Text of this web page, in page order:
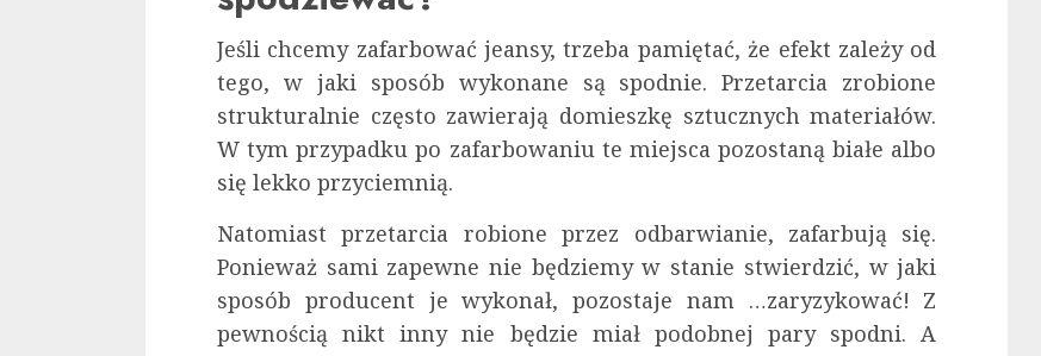
Jeśli chcemy zafarbować jeansy, trzeba pamiętać, że efekt zależy od
tego, w jaki sposób wykonane są spodnie. Przetarcia zrobione
strukturalnie często zawierają domieszkę sztucznych materiałów.
W tym przypadku po zafarbowaniu te miejsca pozostaną białe albo
się lekko przyciemnią.
Natomiast przetarcia robione przez odbarwianie, zafarbują się.
Ponieważ sami zapewne nie będziemy w stanie stwierdzić, w jaki
sposób producent je wykonał, pozostaje nam …zaryzykować! Z
pewnością nikt inny nie będzie miał podobnej pary spodni. A